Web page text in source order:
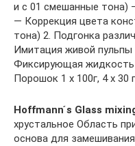
и с 01 смешанные тона)
— Коррекция цвета
тона) 2. Подгонка
Имитация живой
Фиксирующая жидкость
Порошок 1 x 100г, 4 x 30 г
Hoffmann ́s Glass
хрустальное Область
основа для